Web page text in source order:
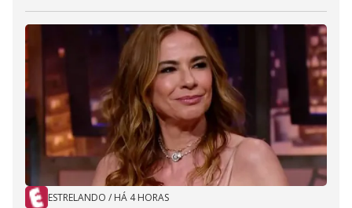
ESTRELANDO / HÁ 4 HORAS